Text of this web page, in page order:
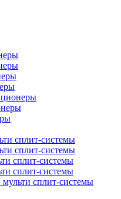
сплит-системы
сплит-системы
сплит-системы
сплит-системы
сплит-системы